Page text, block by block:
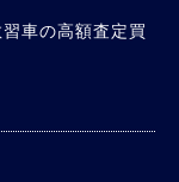
車の高額査定買